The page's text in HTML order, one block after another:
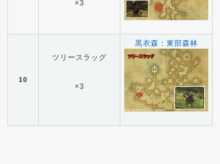
×3
10
ツリースラッグ
×3
黒衣森：東部森林